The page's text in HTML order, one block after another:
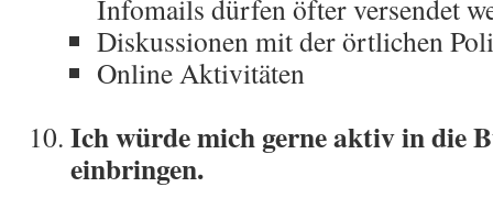
Infomails dürfen öfter versendet
Diskussionen mit der örtlichen
Online Aktivitäten
Ich würde mich gerne aktiv in die
einbringen.